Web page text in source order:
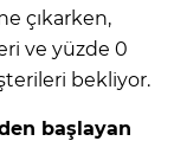
çıkarken,
ve yüzde 0
bekliyor.
başlayan